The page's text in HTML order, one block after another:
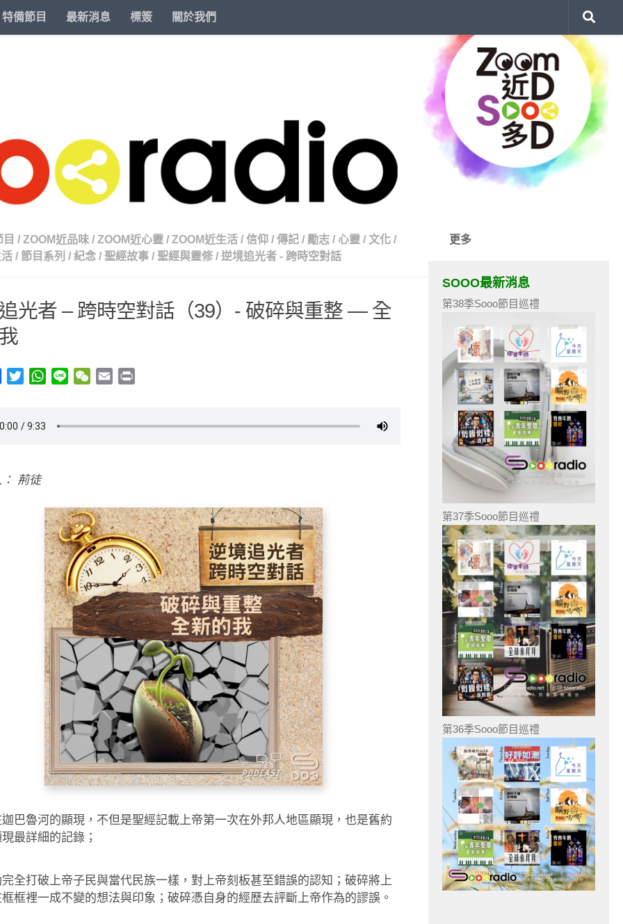
特備節目 最新消息 標簽 關於我們
/ ZOOM近品味 / ZOOM近心靈 / ZOOM近生活 / 信仰 / 傳記 / 勵志 / 心靈 / 文化 /
/ 節目系列 / 紀念 / 聖經故事 / 聖經與靈修 / 逆境追光者 - 跨時空對話
光者 – 跨時空對話（39）- 破碎與重整 — 全
Facebook
TwitterWhatsApp
Line WeChat
Email
荊徒
巴魯河的顯現，不但是聖經記載上帝第一次在外邦人地區顯現，也是舊約
最詳細的記錄；
全打破上帝子民與當代民族一樣，對上帝刻板甚至錯誤的認知；破碎將上
框裡一成不變的想法與印象；破碎憑自身的經歷去評斷上帝作為的謬誤。
更多
SOOO最新消息
第38季Sooo節目巡禮
第37季Sooo節目巡禮
第36季Sooo節目巡禮